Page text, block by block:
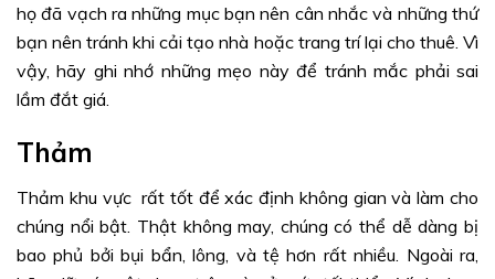
họ đã vạch ra những mục bạn nên cân nhắc và những thứ
bạn nên tránh khi cải tạo nhà hoặc trang trí lại cho thuê. Vì
vậy, hãy ghi nhớ những mẹo này để tránh mắc phải sai
lầm đắt giá.
Thảm
Thảm khu vực rất tốt để xác định không gian và làm cho
chúng nổi bật. Thật không may, chúng có thể dễ dàng bị
bao phủ bởi bụi bẩn, lông, và tệ hơn rất nhiều. Ngoài ra,